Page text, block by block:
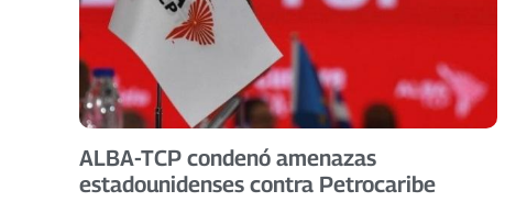
ALBA-TCP condenó amenazas
estadounidenses contra Petrocaribe